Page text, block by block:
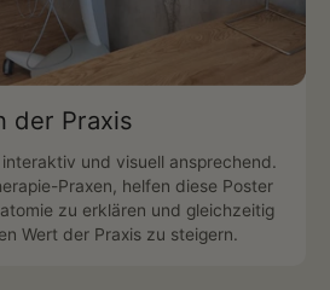
der Praxis
und visuell ansprechend.
Praxen, helfen diese Poster
zu erklären und gleichzeitig
Wert der Praxis zu steigern.